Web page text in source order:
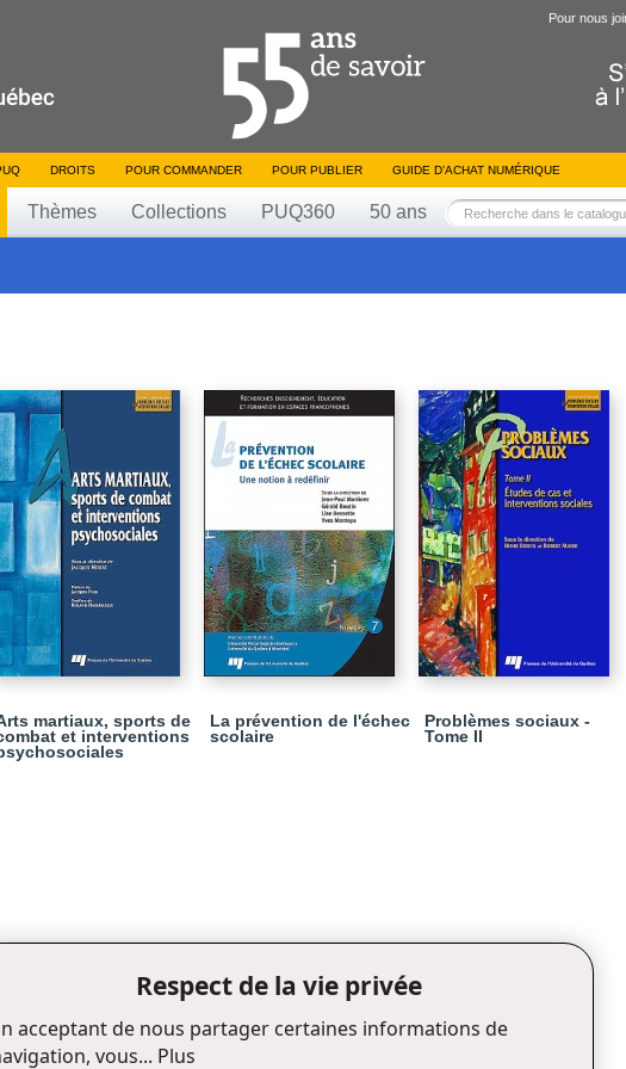
Pour nous
DROITS POUR COMMANDER POUR PUBLIER GUIDE D’ACHAT NUMÉRIQUE
Thèmes Collections PUQ360 50 ans
martiaux, sports de
et interventions
La prévention de l'échec
scolaire
Problèmes sociaux -
Tome II
Respect de la vie privée
acceptant de nous partager certaines informations de
vous... Plus